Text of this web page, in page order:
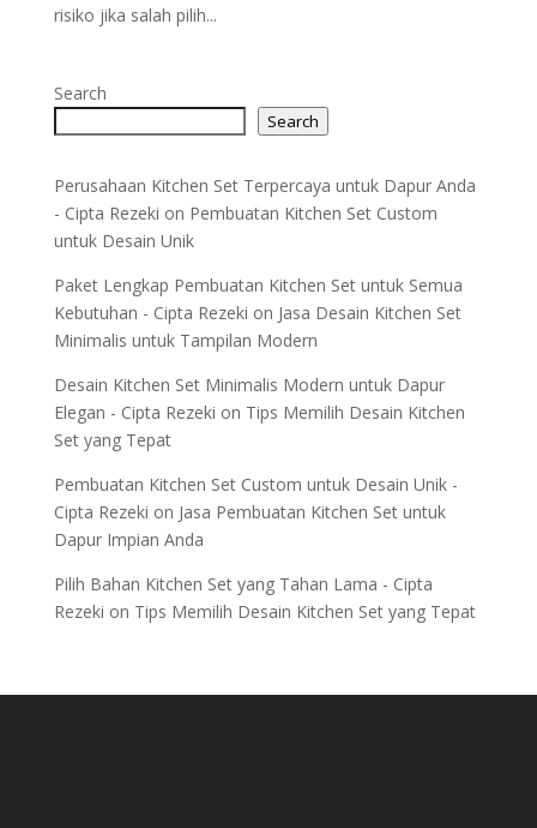
risiko jika salah pilih...
Search
Search
Perusahaan Kitchen Set Terpercaya untuk Dapur Anda
- Cipta Rezeki on Pembuatan Kitchen Set Custom
untuk Desain Unik
Paket Lengkap Pembuatan Kitchen Set untuk Semua
Kebutuhan - Cipta Rezeki on Jasa Desain Kitchen Set
Minimalis untuk Tampilan Modern
Desain Kitchen Set Minimalis Modern untuk Dapur
Elegan - Cipta Rezeki on Tips Memilih Desain Kitchen
Set yang Tepat
Pembuatan Kitchen Set Custom untuk Desain Unik -
Cipta Rezeki on Jasa Pembuatan Kitchen Set untuk
Dapur Impian Anda
Pilih Bahan Kitchen Set yang Tahan Lama - Cipta
Rezeki on Tips Memilih Desain Kitchen Set yang Tepat